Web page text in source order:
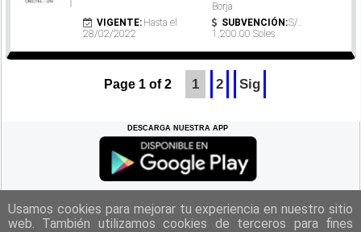
Borja
VIGENTE: Hasta el
28/02/2022
SUBVENCIÓN:S/.
1,200.00 Soles
Page 1 of 2 1 2 Sig
DESCARGA NUESTRA APP
REGRESAR A LACIMA
Usamos cookies para mejorar tu experiencia en nuestro sitio
web. También utilizamos cookies de terceros para fines